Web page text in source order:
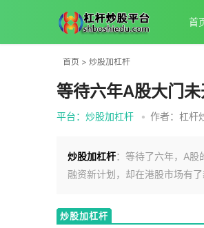
首
首页 > 炒股加杠杆
等待六年A股大门
平台：炒股加杠杆 • 作者：杠杆
炒股加杠杆：等待了六年，A股
融资新计划，却在港股市场有
炒股加杠杆